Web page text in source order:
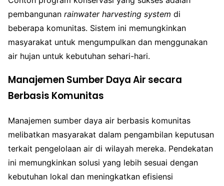
pembangunan rainwater harvesting system di
beberapa komunitas. Sistem ini memungkinkan
masyarakat untuk mengumpulkan dan menggunakan
air hujan untuk kebutuhan sehari-hari.
Manajemen Sumber Daya Air secara
Berbasis Komunitas
Manajemen sumber daya air berbasis komunitas
melibatkan masyarakat dalam pengambilan keputusan
terkait pengelolaan air di wilayah mereka. Pendekatan
ini memungkinkan solusi yang lebih sesuai dengan
kebutuhan lokal dan meningkatkan efisiensi